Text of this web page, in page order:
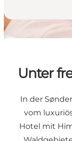
Unter
In der
vom
Hotel mit